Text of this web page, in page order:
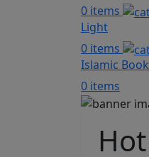
0 items
Light
0 items
Islamic Book
0 items